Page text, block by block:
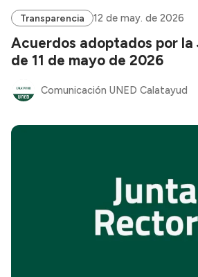
Transparencia 12 de may. de 2026
Acuerdos adoptados por
de 11 de mayo de 2026
Comunicación UNED Calatayud